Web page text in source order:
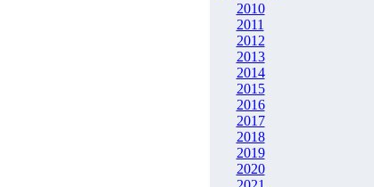
2010
2011
2012
2013
2014
2015
2016
2017
2018
2019
2020